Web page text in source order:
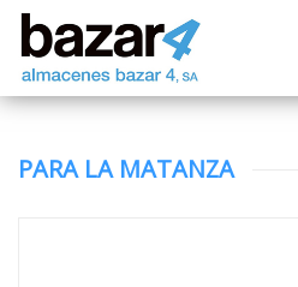
PARA LA MATANZA